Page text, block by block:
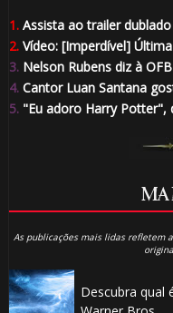
1.Assista ao trailer
2.Vídeo: [Imperdível]
3.Nelson Rubens diz à
4.Cantor Luan Santana
5."Eu adoro Harry Potter",
As publicações mais lidas refletem
Descubra qual